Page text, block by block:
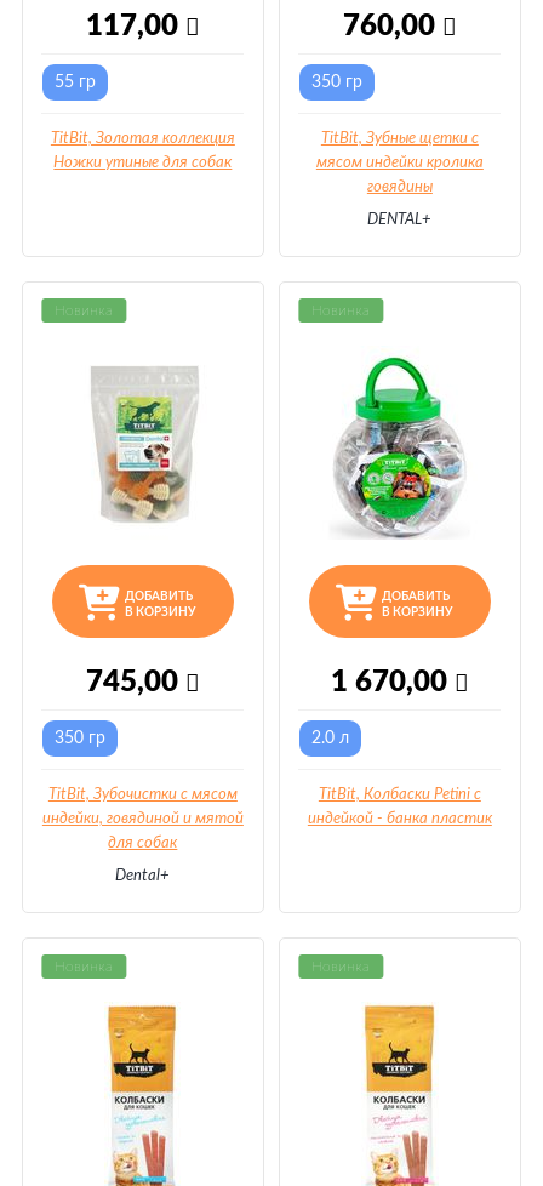
117,00
55 гр
TitBit, Золотая коллекция
Ножки утиные для собак
760,00
350 гр
TitBit, Зубные щетки с
мясом индейки кролика
говядины
DENTAL+
Новинка
ДОБАВИТЬ
В КОРЗИНУ
745,00
350 гр
TitBit, Зубочистки с мясом
индейки, говядиной и мятой
для собак
Dental+
Новинка
ДОБАВИТЬ
В КОРЗИНУ
1 670,00
2.0 л
TitBit, Колбаски Petini с
индейкой - банка пластик
Новинка Новинка